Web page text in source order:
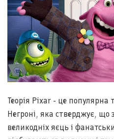
Теорія Pixar - це популярна
Негроні, яка стверджує,
великодніх яєць і